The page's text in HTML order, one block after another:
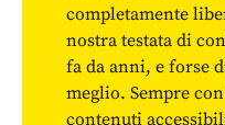
completamente
nostra testata di
fa da anni, e forse
meglio. Sempre
contenuti